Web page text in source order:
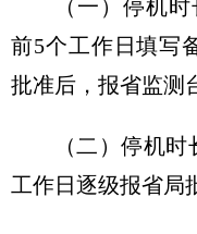
（一）停机
前5个工作日填写
批准后，报省监测
（二）停机
工作日逐级报省局